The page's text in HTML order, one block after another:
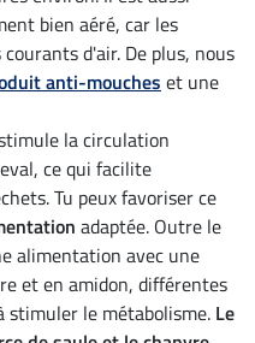
bien aéré, car les
d'air. De plus, nous
anti-mouches et une
la circulation
ce qui facilite
Tu peux favoriser ce
adaptée. Outre le
alimentation avec une
et en amidon, différentes
stimuler le métabolisme. Le